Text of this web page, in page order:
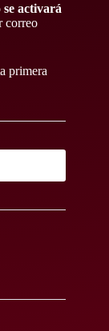
se activará
correo
primera